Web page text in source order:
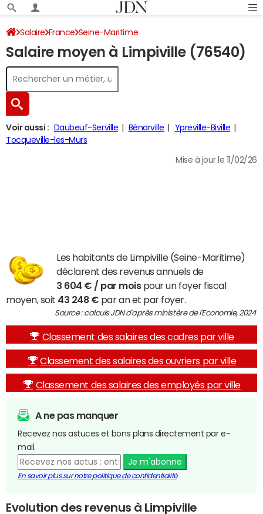
Salaire France Seine-Maritime
Salaire moyen à Limpiville (76540)
Voir aussi : Daubeuf-Serville Bénarville
Ypreville-Biville
Tocqueville-les-Murs
Mise à jour le 11/02/26
Les habitants de Limpiville (Seine-Maritime)
déclarent des revenus annuels de
3 604 € / par moispour un foyer fiscal
moyen, soit 43 248 € par an et par foyer.
Source : calculs JDN d'après ministère de l'Economie, 2024
Classement des salaires des cadres par ville
Classement des salaires des ouvriers par ville
Classement des salaires des employés par ville
A ne pas manquer
Recevez nos astuces et bons plans directement par e-
mail.
Je m'abonne
En savoir plus sur notre politique de confidentialité
Evolution des revenus à Limpiville